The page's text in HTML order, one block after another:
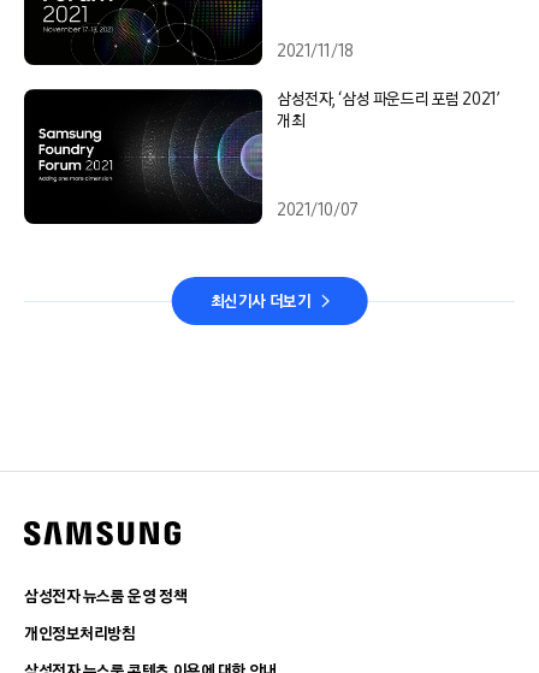
2021/11/18
삼성전자, ‘삼성 파운드리 포럼 2021’
개최
2021/10/07
최신기사 더보기
삼성전자 뉴스룸 운영 정책
개인정보처리방침